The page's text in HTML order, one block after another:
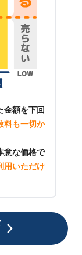
金額を下回
料も一切か
意な価格で
用いただけ